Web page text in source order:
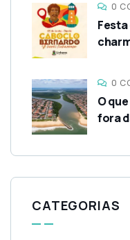
0
0
O
fora
CATEGORIAS